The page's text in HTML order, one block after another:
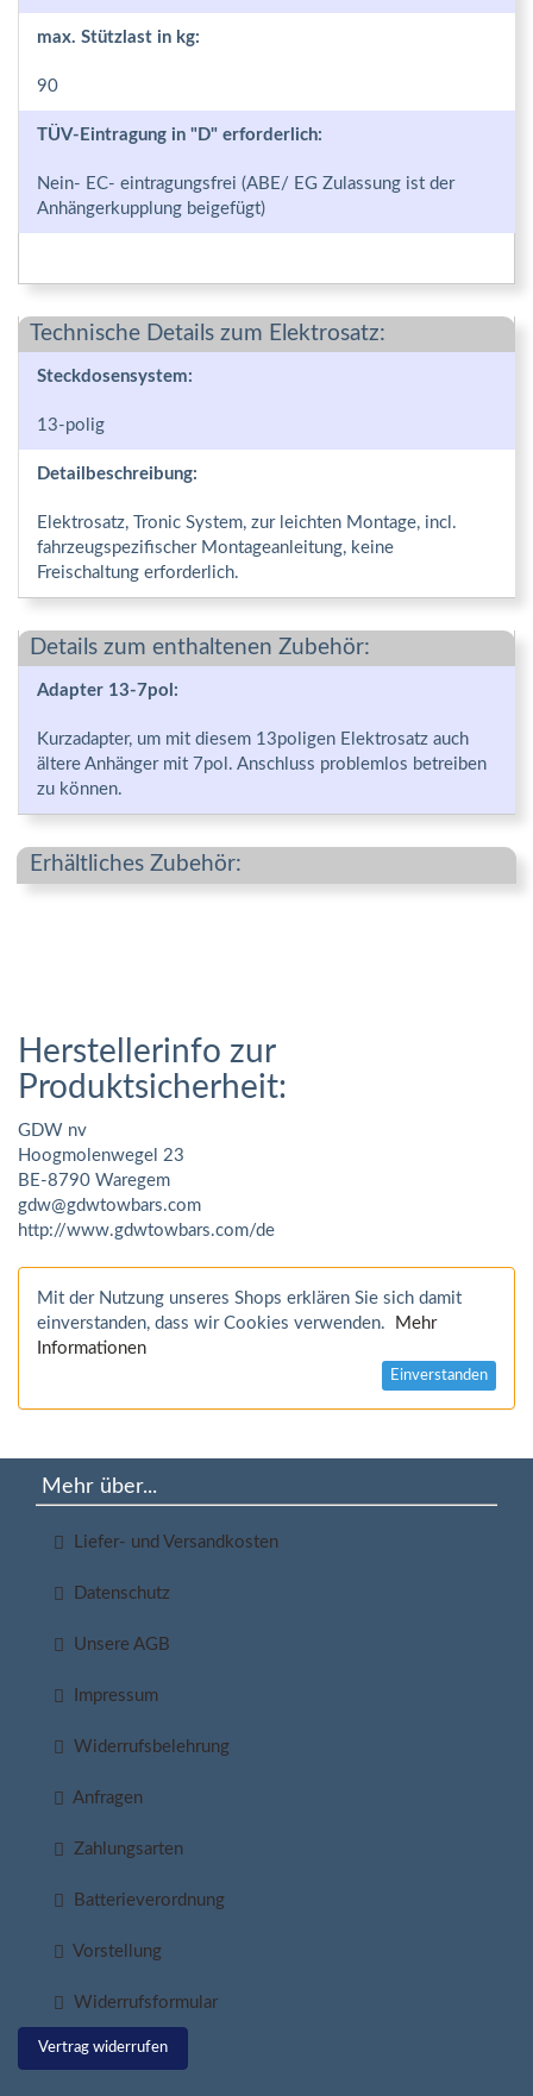
max. Stützlast in kg:
90
TÜV-Eintragung in "D" erforderlich:
Nein- EC- eintragungsfrei (ABE/ EG Zulassung ist der
Anhängerkupplung beigefügt)
Technische Details zum Elektrosatz:
Steckdosensystem:
13-polig
Detailbeschreibung:
Elektrosatz, Tronic System, zur leichten Montage, incl.
fahrzeugspezifischer Montageanleitung, keine
Freischaltung erforderlich.
Details zum enthaltenen Zubehör:
Adapter 13-7pol:
Kurzadapter, um mit diesem 13poligen Elektrosatz auch
ältere Anhänger mit 7pol. Anschluss problemlos betreiben
zu können.
Erhältliches Zubehör:
Herstellerinfo zur
Produktsicherheit:
GDW nv
Hoogmolenwegel 23
BE-8790 Waregem
gdw@gdwtowbars.com
http://www.gdwtowbars.com/de
Mit der Nutzung unseres Shops erklären Sie sich damit
einverstanden, dass wir Cookies verwenden.
Mehr
Informationen
Einverstanden
Mehr über...
Liefer- und Versandkosten
Datenschutz
Unsere AGB
Impressum
Widerrufsbelehrung
Anfragen
Zahlungsarten
Batterieverordnung
Vorstellung
Widerrufsformular
Vertrag widerrufen